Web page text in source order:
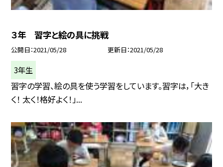
３年 習字と絵の具に挑戦
公開日 2021/05/28 更新日 2021/05/28
3年生
習字の学習、絵の具を使う学習をしています。習字は，「大き
く！ 太く！格好よく！」...